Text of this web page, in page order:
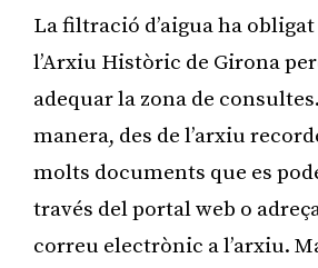
La filtració d’aigua ha
l’Arxiu Històric de Girona
adequar la zona de
manera, des de l’arxiu
molts documents que es
través del portal web o
correu electrònic a l’arxiu.